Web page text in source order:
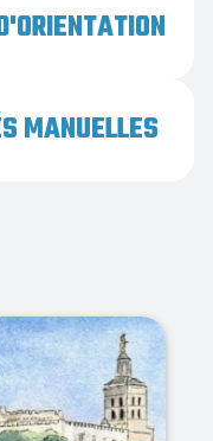
MANUELLES